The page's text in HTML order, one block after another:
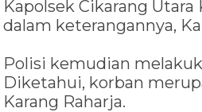
Kapolsek Cikarang
dalam keterangannya,
Polisi kemudian
Diketahui, korban
Karang Raharja.